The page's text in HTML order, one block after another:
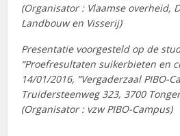
(Organisator : Vlaamse overheid,
Landbouw en Visserij)
Presentatie voorgesteld op de
“Proefresultaten suikerbieten en
14/01/2016, ”Vergaderzaal PIBO-
Truidersteenweg 323, 3700
(Organisator : vzw PIBO-Campus)